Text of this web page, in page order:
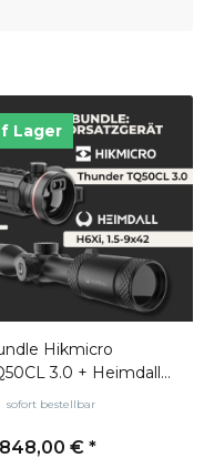
Lager
Hikmicro
3.0 + Heimdall
H6Xi 1.5-
sofort bestellbar
€ *